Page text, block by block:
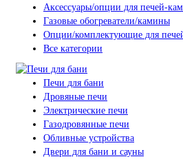
Аксессуары/опции для печей-
Газовые обогреватели/камины
Опции/комплектующие для
Все категории
Печи для бани
Дровяные печи
Электрические печи
Газодровянные печи
Обливные устройства
Двери для бани и сауны